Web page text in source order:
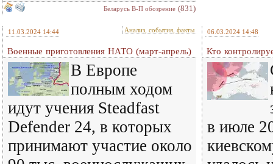
Беларусь В-П обозрение (831)
11.03.2024 14:44 Анализ, события, факты
Военные приготовления НАТО (март-апрель)
В Европе
полным ходом
идут учения Steadfast
Defender 24, в которых
принимают участие около
06.03.2024 14:48
Кто
в июле